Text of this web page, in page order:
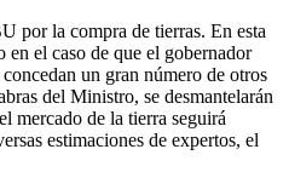
por la compra de tierras. En esta
el caso de que el gobernador
un gran número de otros
del Ministro, se desmantelarán
mercado de la tierra seguirá
estimaciones de expertos, el